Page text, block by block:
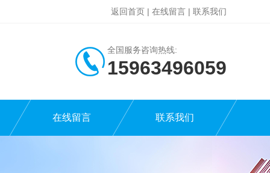
返回首页 | 在线留言 | 联系我们
全国服务咨询热线:
15963496059
在线留言 联系我们